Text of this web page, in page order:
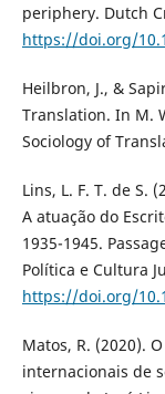
periphery. Dutch
https://doi.org/
Heilbron, J., &
Translation. In M.
Sociology of
Lins, L. F. T. de S.
A atuação do
1935-1945.
Política e Cultura
https://doi.org/
Matos, R. (2020).
internacionais de